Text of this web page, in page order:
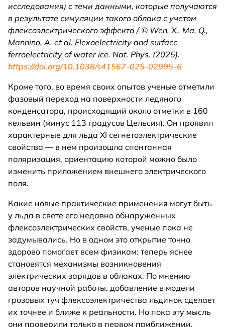
исследования) с теми данными, которые получаются
в результате симуляции такого облака с учетом
флексоэлектрического эффекта / © Wen, X., Ma, Q.,
Mannino, A. et al. Flexoelectricity and surface
ferroelectricity of water ice. Nat. Phys. (2025).
https://doi.org/10.1038/s41567-025-02995-6
Кроме того, во время своих опытов ученые отметили
фазовый переход на поверхности ледяного
конденсатора, происходящий около отметки в 160
кельвин (минус 113 градусов Цельсия). Он проявил
характерные для льда XI сегнетоэлектрические
свойства — в нем произошла спонтанная
поляризация, ориентацию которой можно было
изменить приложением внешнего электрического
поля.
Какие новые практические применения могут быть
у льда в свете его недавно обнаруженных
флексоэлектрических свойств, ученые пока не
задумывались. Но в одном это открытие точно
здорово помогает всем физикам: теперь яснее
становятся механизмы возникновения
электрических зарядов в облаках. По мнению
авторов научной работы, добавление в модели
грозовых туч флексоэлектричества льдинок сделает
их точнее и ближе к реальности. Но пока эту мысль
они проверили только в первом приближении.